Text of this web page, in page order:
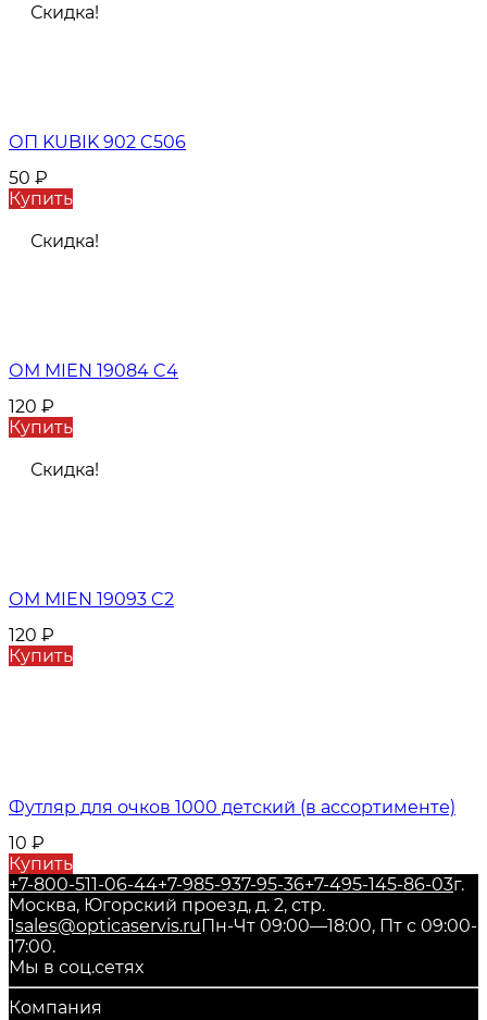
Скидка!
ОП KUBIK 902 C506
50 ₽
Купить
Скидка!
ОМ MIEN 19084 C4
120 ₽
Купить
Скидка!
ОМ MIEN 19093 C2
120 ₽
Купить
Футляр для очков 1000 детский (в ассортименте)
10 ₽
Купить
+7-800-511-06-44+7-985-937-95-36+7-495-145-86-03г.
Москва, Югорский проезд, д. 2, стр.
1sales@opticaservis.ruПн-Чт 09:00—18:00, Пт с 09:00-
17:00.
Мы в соц.сетях
Компания